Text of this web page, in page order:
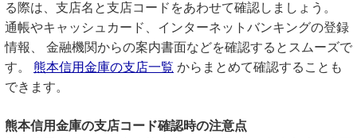
る際は、支店名と支店コードをあわせて確認しましょう。
通帳やキャッシュカード、インターネットバンキングの登録
情報、 金融機関からの案内書面などを確認するとスムーズで
す。 熊本信用金庫の支店一覧 からまとめて確認することも
できます。
熊本信用金庫の支店コード確認時の注意点